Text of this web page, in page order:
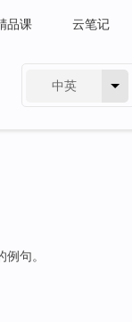
品课 云笔记
中英
例句。